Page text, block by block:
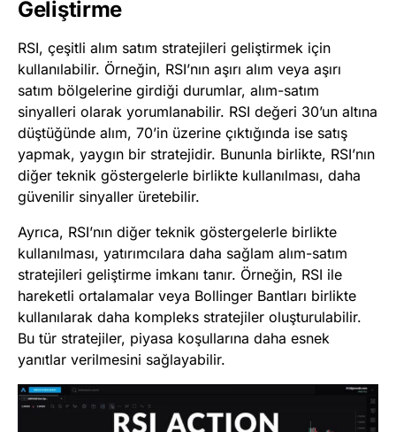
Geliştirme
RSI, çeşitli alım satım stratejileri geliştirmek için
kullanılabilir. Örneğin, RSI’nın aşırı alım veya aşırı
satım bölgelerine girdiği durumlar, alım-satım
sinyalleri olarak yorumlanabilir. RSI değeri 30’un altına
düştüğünde alım, 70’in üzerine çıktığında ise satış
yapmak, yaygın bir stratejidir. Bununla birlikte, RSI’nın
diğer teknik göstergelerle birlikte kullanılması, daha
güvenilir sinyaller üretebilir.
Ayrıca, RSI’nın diğer teknik göstergelerle birlikte
kullanılması, yatırımcılara daha sağlam alım-satım
stratejileri geliştirme imkanı tanır. Örneğin, RSI ile
hareketli ortalamalar veya Bollinger Bantları birlikte
kullanılarak daha kompleks stratejiler oluşturulabilir.
Bu tür stratejiler, piyasa koşullarına daha esnek
yanıtlar verilmesini sağlayabilir.